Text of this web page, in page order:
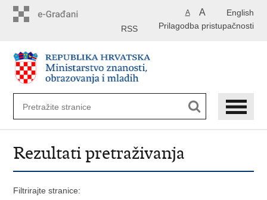
English
A A
Prilagodba pristupačnosti
RSS
Rezultati pretraživanja
Filtrirajte stranice: